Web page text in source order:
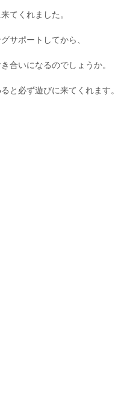
てくれました。
サポートしてから、
合いになるのでしょうか。
と必ず遊びに来てくれます。